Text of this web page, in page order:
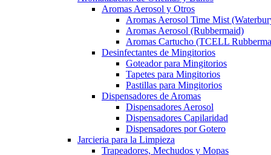
Aromas Aerosol y Otros
Aromas Aerosol Time Mist
Aromas Aerosol (Rubbermaid)
Aromas Cartucho (TCELL
Desinfectantes de Mingitorios
Goteador para Mingitorios
Tapetes para Mingitorios
Pastillas para Mingitorios
Dispensadores de Aromas
Dispensadores Aerosol
Dispensadores Capilaridad
Dispensadores por Gotero
Jarcieria para la Limpieza
Trapeadores, Mechudos y Mopas